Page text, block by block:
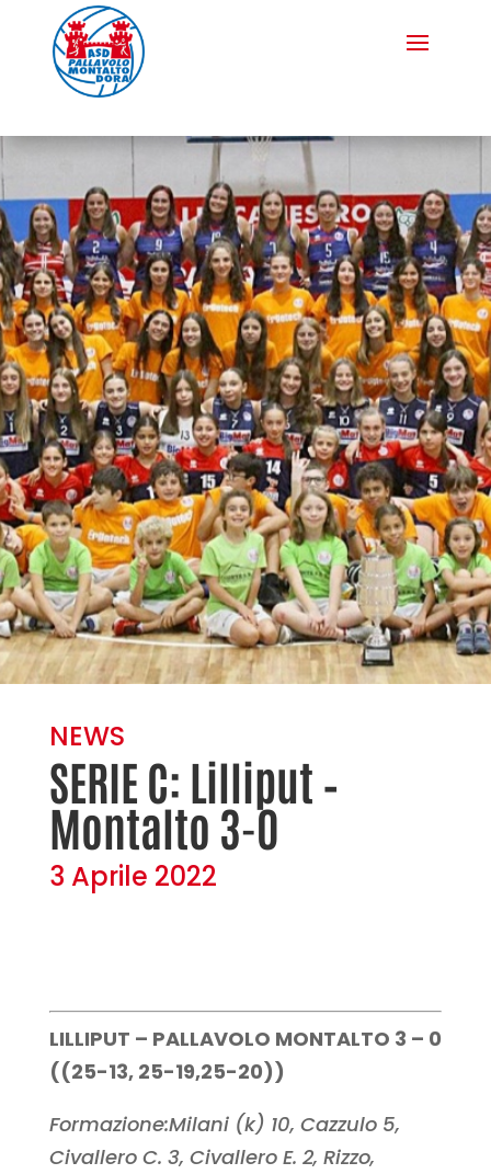
NEWS
SERIE C: Lilliput –
Montalto 3-0
3 Aprile 2022
LILLIPUT – PALLAVOLO MONTALTO 3 – 0
((25-13, 25-19,25-20))
Formazione:Milani (k) 10, Cazzulo 5,
Civallero C. 3, Civallero E. 2, Rizzo,